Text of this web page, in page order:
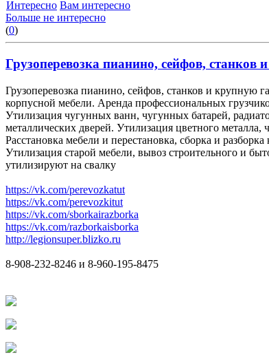
Интересно Вам интересно
Больше не интересно
(0)
Грузоперевозка пианино, сейфов,
Грузоперевозка пианино, сейфов, станков и крупную
корпусной мебели. Аренда профессиональных
Утилизация чугунных ванн, чугунных батарей,
металлических дверей. Утилизация цветного
Расстановка мебели и перестановка, сборка и
Утилизация старой мебели, вывоз строительного и
утилизируют на свалку
https://vk.com/perevozkatut
https://vk.com/perevozkitut
https://vk.com/sborkairazborka
https://vk.com/razborkaisborka
http://legionsuper.blizko.ru
8-908-232-8246 и 8-960-195-8475